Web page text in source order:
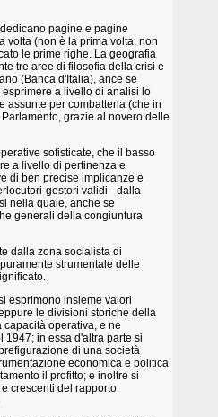
pagine e pagine
volta (non è la prima volta, non
le prime righe. La geografia
tre aree di filosofia della crisi e
(Banca d'Italia), ance se
a livello di analisi lo
assunte per combatterla (che in
grazie al novero delle
sofisticate, che il basso
a livello di pertinenza e
di ben precise implicanze e
gestori validi - dalla
nella quale, anche se
generali della congiuntura
dalla zona socialista di
strumentale delle
esprimono insieme valori
le divisioni storiche della
operativa, e ne
in essa d'altra parte si
di una società
economica e politica
il profitto; e inoltre si
crescenti del rapporto